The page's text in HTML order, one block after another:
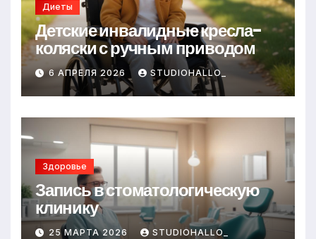
Диеты
Детские инвалидные кресла-
коляски с ручным приводом
6 АПРЕЛЯ 2026 STUDIOHALLO_
Здоровье
Запись в стоматологическую
клинику
25 МАРТА 2026 STUDIOHALLO_